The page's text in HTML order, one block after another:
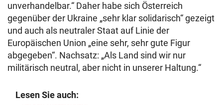
unverhandelbar.“ Daher habe sich Österreich
gegenüber der Ukraine „sehr klar solidarisch“ gezeigt
und auch als neutraler Staat auf Linie der
Europäischen Union „eine sehr, sehr gute Figur
abgegeben“. Nachsatz: „Als Land sind wir nur
militärisch neutral, aber nicht in unserer Haltung.“
Lesen Sie auch: